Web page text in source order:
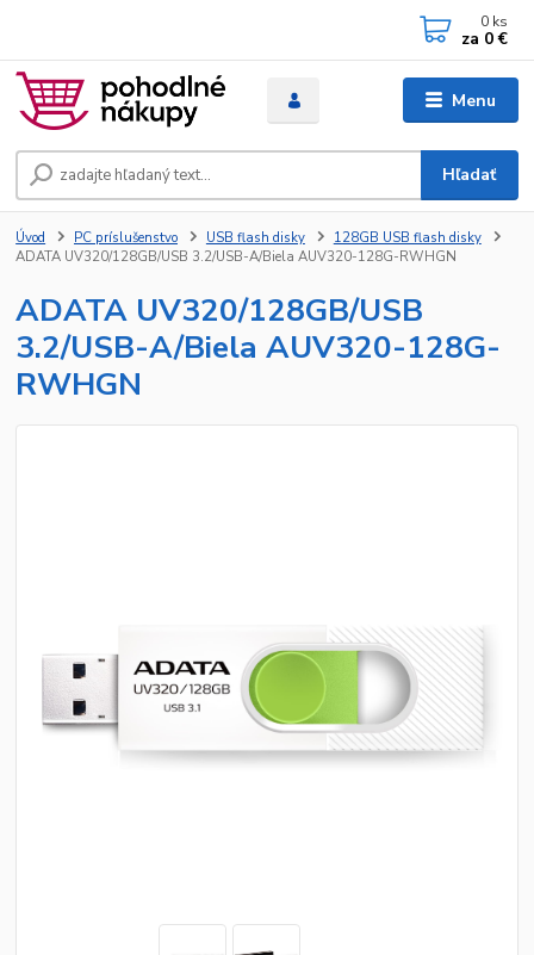
Menu
Hľadať
0 ks
za 0 €
Úvod PC príslušenstvo USB flash disky
128GB USB flash disky
ADATA UV320/128GB/USB 3.2/USB-A/Biela AUV320-128G-RWHGN
ADATA UV320/128GB/USB
3.2/USB-A/Biela AUV320-128G-
RWHGN